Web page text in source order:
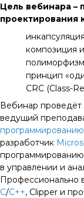
Цель вебинара –
проектирования
композиция
принцип
CRC (Class-
Вебинар проведёт
ведущий
программированию
разработчик
в управлении и
Профессионально
C/C++, Clipper и